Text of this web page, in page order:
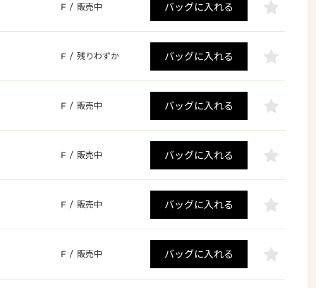
F / 販売中 バッグに入れる
F / 残りわずか バッグに入れる
F / 販売中 バッグに入れる
F / 販売中 バッグに入れる
F / 販売中 バッグに入れる
F / 販売中 バッグに入れる